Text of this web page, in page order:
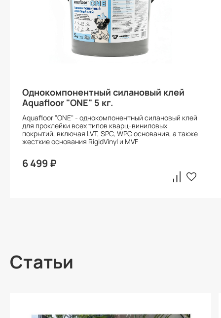
Однокомпонентный силановый клей
Aquafloor "ONE" 5 кг.
Aquafloor "ONE" - однокомпонентный силановый клей
для проклейки всех типов кварц-виниловых
покрытий, включая LVT, SPC, WPC основания, а также
жесткие основания RigidVinyl и MVF
6 499 ₽
Статьи